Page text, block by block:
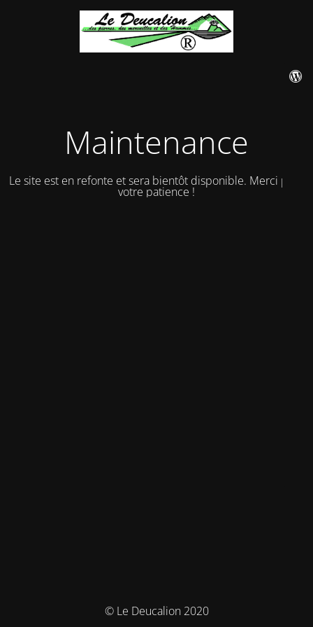
Maintenance
Le site est en refonte et sera bientôt disponible. Merci pour
votre patience !
© Le Deucalion 2020